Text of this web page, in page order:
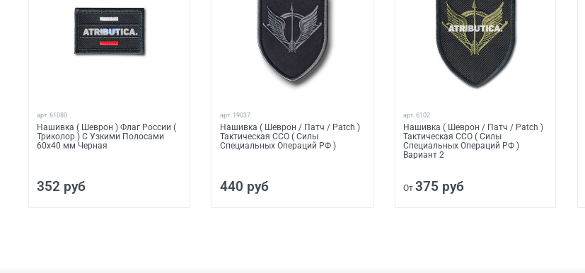
арт.61080
Нашивка ( Шеврон ) Флаг России (
Триколор ) С Узкими Полосами
60х40 мм Черная
352 руб
арт. 19037
Нашивка ( Шеврон / Патч / Patch )
Тактическая ССО ( Силы
Специальных Операций РФ )
440 руб
арт. 6102
Нашивка ( Шеврон / Патч / Patch )
Тактическая ССО ( Силы
Специальных Операций РФ )
Вариант 2
От 375 руб